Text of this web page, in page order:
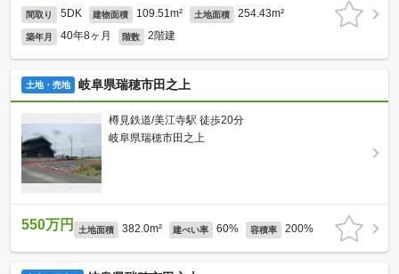
間取り 5DK 建物面積 109.51m² 土地面積 254.43m²
築年月 40年8ヶ月 階数 2階建
土地・売地 岐阜県瑞穂市田之上
樽見鉄道/美江寺駅 徒歩20分
岐阜県瑞穂市田之上
550万円 土地面積 382.0m² 建ぺい率 60% 容積率 200%